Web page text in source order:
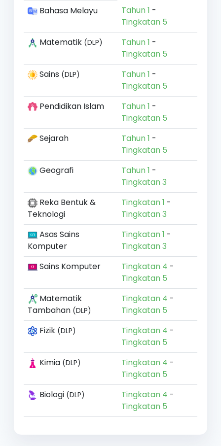
Bahasa Melayu Tahun 1 -
Tingkatan 5
Matematik (DLP) Tahun 1 -
Tingkatan 5
Sains (DLP) Tahun 1 -
Tingkatan 5
Pendidikan Islam
Tahun 1 -
Tingkatan 5
Sejarah
Tahun 1 -
Tingkatan 5
Geografi
Tahun 1 -
Tingkatan 3
Reka Bentuk &
Teknologi
Tingkatan 1 -
Tingkatan 3
Asas Sains
Komputer
Tingkatan 1 -
Tingkatan 3
Sains Komputer
Tingkatan 4 -
Tingkatan 5
Matematik
Tambahan (DLP)
Tingkatan 4 -
Tingkatan 5
Fizik (DLP) Tingkatan 4 -
Tingkatan 5
Kimia (DLP) Tingkatan 4 -
Tingkatan 5
Biologi (DLP) Tingkatan 4 -
Tingkatan 5